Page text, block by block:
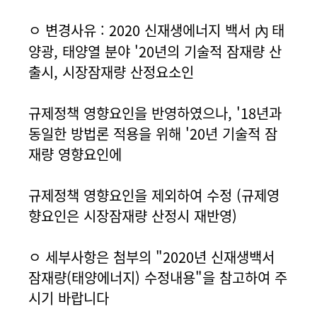
ㅇ 변경사유 : 2020 신재생에너지 백서 內 태
양광, 태양열 분야 '20년의 기술적 잠재량 산
출시, 시장잠재량 산정요소인
규제정책 영향요인을 반영하였으나, '18년과
동일한 방법론 적용을 위해 '20년 기술적 잠
재량 영향요인에
규제정책 영향요인을 제외하여 수정 (규제영
향요인은 시장잠재량 산정시 재반영)
ㅇ 세부사항은 첨부의 "2020년 신재생백서
잠재량(태양에너지) 수정내용"을 참고하여 주
시기 바랍니다